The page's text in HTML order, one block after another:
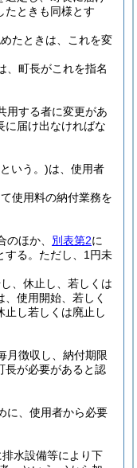
たときも同様とす
たときは、これを変
、町長がこれを指名
用する者に変更があ
に届け出なければな
いう。)は、使用者
使用料の納付業務を
ほか、 別表第2に
る。 ただし、1円未
、休止し、若しくは
使用開始、若しく
止し若しくは廃止し
月徴収し、納付期限
長が必要があると認
に、使用者から必要
水設備等により下